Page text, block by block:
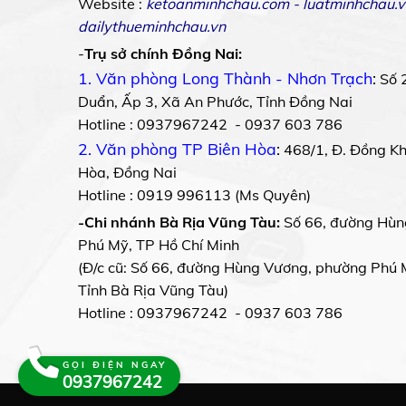
Website : ketoanminhchau.com-
dailythueminhchau.vn
-Trụ sở chính Đồng Nai:
1. Văn phòng Long Thành - Nhơn Trạch: Số
Duẩn, Ấp 3, Xã An Phước, Tỉnh Đồng Nai
Hotline : 0937967242 - 0937 603 786
2. Văn phòng TP Biên Hòa: 468/1, Đ. Đồng
Hòa, Đồng Nai
Hotline : 0919 996113 (Ms Quyên)
-Chi nhánh Bà Rịa Vũng Tàu: Số 66, đường
Phú Mỹ, TP Hồ Chí Minh
(Đ/c cũ: Số 66, đường Hùng Vương, phường Phú
Tỉnh Bà Rịa Vũng Tàu)
Hotline : 0937967242 - 0937 603 786
GỌI ĐIỆN NGAY
0937967242